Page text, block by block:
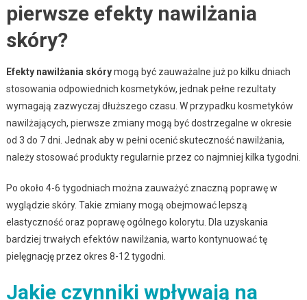
pierwsze efekty nawilżania
skóry?
Efekty nawilżania skórymogą być zauważalne już po kilku dniach
stosowania odpowiednich kosmetyków, jednak pełne rezultaty
wymagają zazwyczaj dłuższego czasu. W przypadku kosmetyków
nawilżających, pierwsze zmiany mogą być dostrzegalne w okresie
od 3 do 7 dni. Jednak aby w pełni ocenić skuteczność nawilżania,
należy stosować produkty regularnie przez co najmniej kilka tygodni.
Po około 4-6 tygodniach można zauważyć znaczną poprawę w
wyglądzie skóry. Takie zmiany mogą obejmować lepszą
elastyczność oraz poprawę ogólnego kolorytu. Dla uzyskania
bardziej trwałych efektów nawilżania, warto kontynuować tę
pielęgnację przez okres 8-12 tygodni.
Jakie czynniki wpływają na